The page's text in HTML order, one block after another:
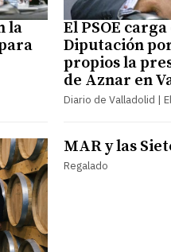
la
El PSOE
Diputación
propios la
de Aznar en
Diario de Valladolid |
MAR y las
Regalado